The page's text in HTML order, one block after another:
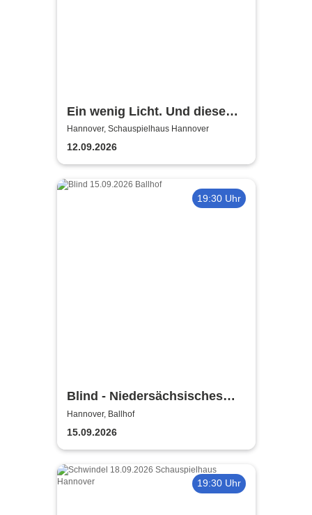
Ein wenig Licht. Und diese
Ruhe. - Niedersächsische
Staatstheater Hannover
Hannover, Schauspielhaus Hannover
12.09.2026
19:30 Uhr
Blind - Niedersächsisches
Staatstheater Hannover
Hannover, Ballhof
15.09.2026
19:30 Uhr